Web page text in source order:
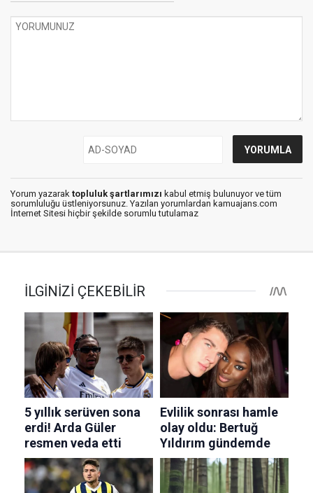
Yorum yazarak topluluk şartlarımızı kabul etmiş bulunuyor ve tüm
sorumluluğu üstleniyorsunuz. Yazılan yorumlardan kamuajans.com
İnternet Sitesi hiçbir şekilde sorumlu tutulamaz